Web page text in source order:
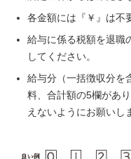
各金額には『￥』は不
給与に係る税額を退職
してください。
給与分（一括徴収分を
料、合計額の5欄があ
えないようにお願いし